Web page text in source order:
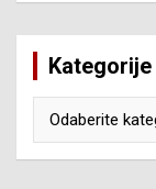
Kategorije